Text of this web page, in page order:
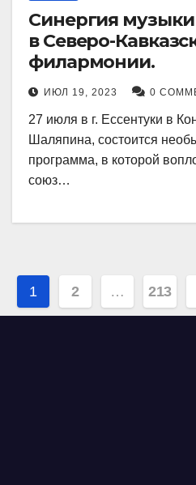
Синергия
в Северо-
филармонии.
ИЮЛ 19, 2023 0
27 июля в г. Ессентуки в
Шаляпина, состоится
программа, в которой
союз…
Навигация
по
1 2 … 213